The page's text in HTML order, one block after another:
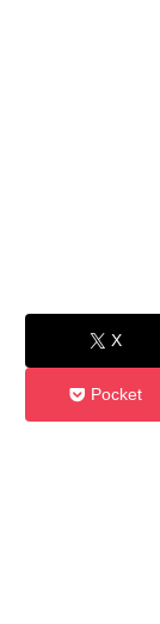
X
Pocket